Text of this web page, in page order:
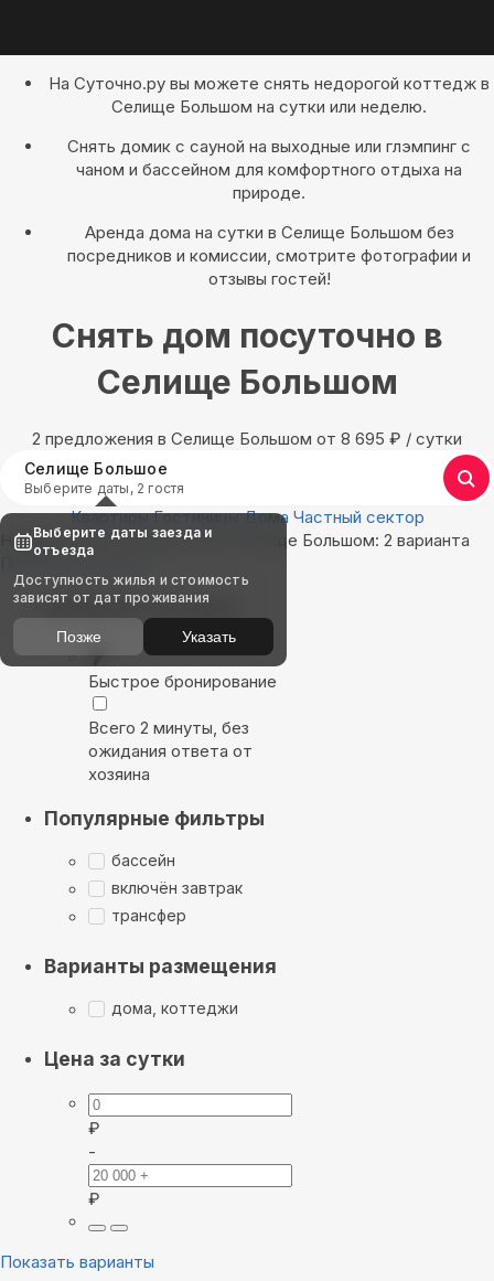
На Суточно.ру вы можете снять недорогой коттедж в
Селище Большом на сутки или неделю.
Снять домик с сауной на выходные или глэмпинг с
чаном и бассейном для комфортного отдыха на
природе.
Аренда дома на сутки в Селище Большом без
посредников и комиссии, смотрите фотографии и
отзывы гостей!
Снять дом посуточно в
Селище Большом
2 предложения в Селище Большом oт 8 695 ₽ / сутки
Селище Большое
Выберите даты, 2 гостя
Квартиры Гостиницы Дома Частный сектор
Найдём, где остановиться в Селище Большом: 2 варианта
Показать на карте
Выбирайте лучшее
Быстрое бронирование
Всего 2 минуты, без
ожидания ответа от
хозяина
Популярные фильтры
бассейн
включён завтрак
трансфер
Варианты размещения
дома, коттеджи
Цена за сутки
₽
-
₽
Показать варианты
Выберите даты заезда и
отъезда
Доступность жилья и стоимость
зависят от дат проживания
Позже Указать